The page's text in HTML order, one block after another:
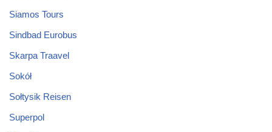
Siamos Tours
Sindbad Eurobus
Skarpa Traavel
Sokół
Sołtysik Reisen
Superpol